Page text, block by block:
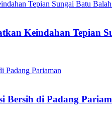
Keindahan Tepian
Bersih di Padang